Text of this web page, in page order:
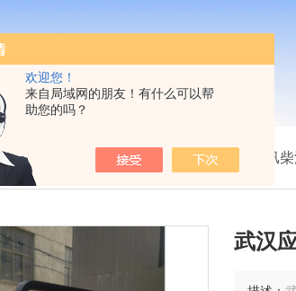
欢迎您！
来自局域网的朋友！有什么可以帮
助您的吗？
我的位置：首页 产品展示 防汛
武汉